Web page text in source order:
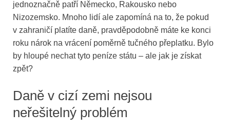
jednoznačně patří Německo, Rakousko nebo
Nizozemsko. Mnoho lidí ale zapomíná na to, že pokud
v zahraničí platíte daně, pravděpodobně máte ke konci
roku nárok na vrácení poměrně tučného přeplatku. Bylo
by hloupé nechat tyto peníze státu – ale jak je získat
zpět?
Daně v cizí zemi nejsou
neřešitelný problém